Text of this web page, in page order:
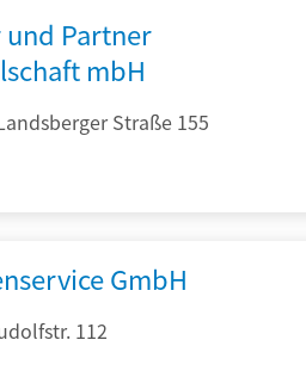
und Partner
mbH
Straße 155
GmbH
112